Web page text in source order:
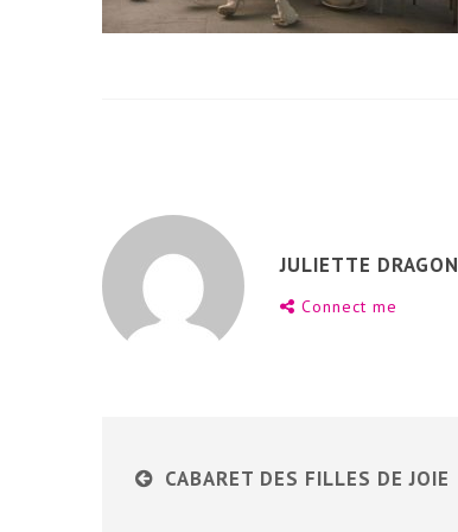
JULIETTE DRAGON
Connect me
CABARET DES FILLES DE JOIE